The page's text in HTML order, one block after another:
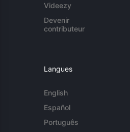
Videezy
Devenir
contributeur
Langues
English
Español
Português